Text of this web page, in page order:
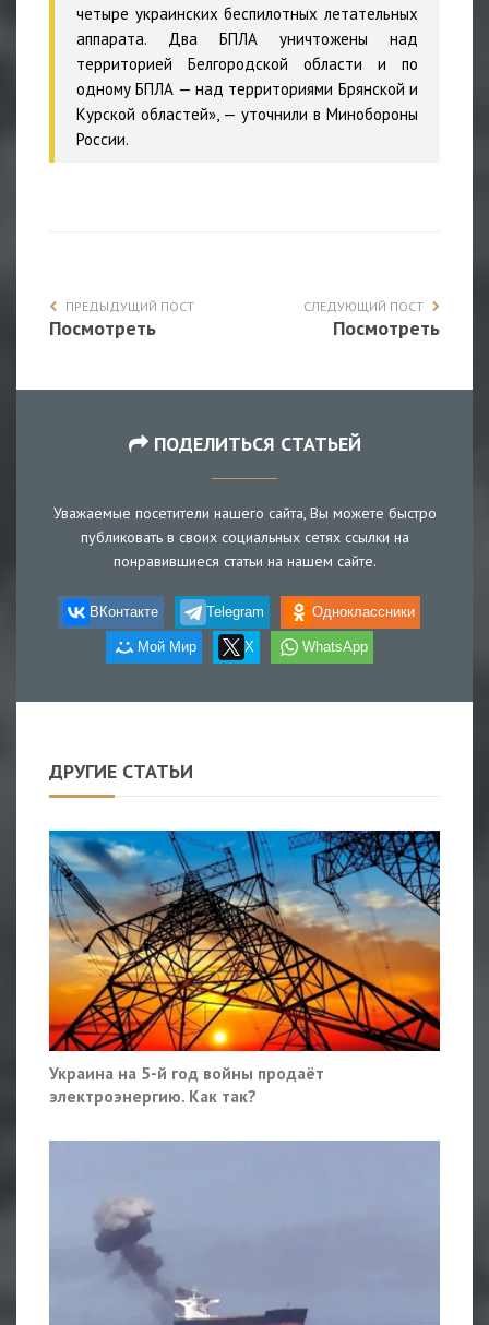
четыре украинских беспилотных летательных
аппарата. Два БПЛА уничтожены над
территорией Белгородской области и по
одному БПЛА — над территориями Брянской и
Курской областей», — уточнили в Минобороны
России.
ПРЕДЫДУЩИЙ ПОСТ
Посмотреть
СЛЕДУЮЩИЙ ПОСТ
Посмотреть
ПОДЕЛИТЬСЯ СТАТЬЕЙ
Уважаемые посетители нашего сайта, Вы можете быстро
публиковать в своих социальных сетях ссылки на
понравившиеся статьи на нашем сайте.
ВКонтакте Telegram Одноклассники
Мой Мир X WhatsApp
ДРУГИЕ СТАТЬИ
Украина на 5-й год войны продаёт
электроэнергию. Как так?